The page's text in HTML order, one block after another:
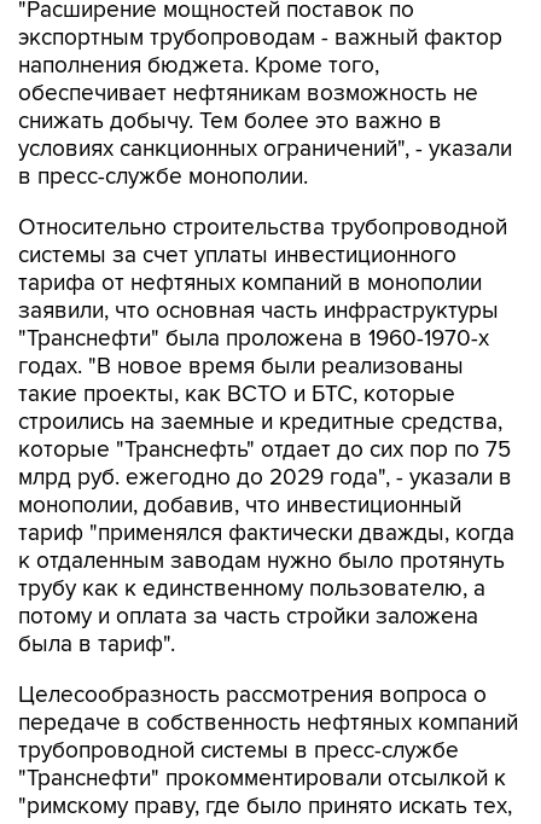
наполнения бюджета. Кроме того,
обеспечивает нефтяникам возможность не
снижать добычу. Тем более это важно в
условиях санкционных ограничений", - указали
в пресс-службе монополии.
Относительно строительства трубопроводной
тарифа от нефтяных компаний в монополии
заявили, что основная часть инфраструктуры
"Транснефти" была проложена в 1960-1970-х
годах. "В новое время были реализованы
такие проекты, как ВСТО и БТС, которые
строились на заемные и кредитные средства,
которые "Транснефть" отдает до сих пор по 75
млрд руб. ежегодно до 2029 года", - указали в
монополии, добавив, что инвестиционный
тариф "применялся фактически дважды, когда
к отдаленным заводам нужно было протянуть
трубу как к единственному пользователю, а
потому и оплата за часть стройки заложена
была в тариф".
Целесообразность рассмотрения вопроса о
трубопроводной системы в пресс-службе
"Транснефти" прокомментировали отсылкой к
"римскому праву, где было принято искать тех,
кому выгодно".